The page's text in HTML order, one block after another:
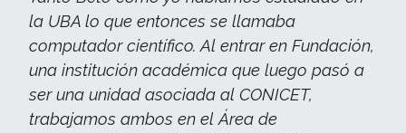
la UBA lo que entonces se llamaba
computador científico. Al entrar en Fundación,
una institución académica que luego pasó a
ser una unidad asociada al CONICET,
trabajamos ambos en el Área de